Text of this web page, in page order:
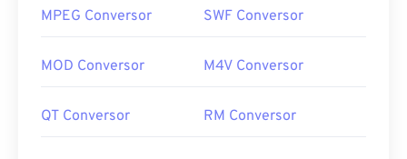
MPEG Conversor SWF Conversor
MOD Conversor M4V Conversor
QT Conversor RM Conversor